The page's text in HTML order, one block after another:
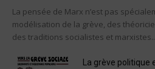
La pensée de Marx n’est pas
modélisation de la grève, des
des traditions socialistes et
La grève politique